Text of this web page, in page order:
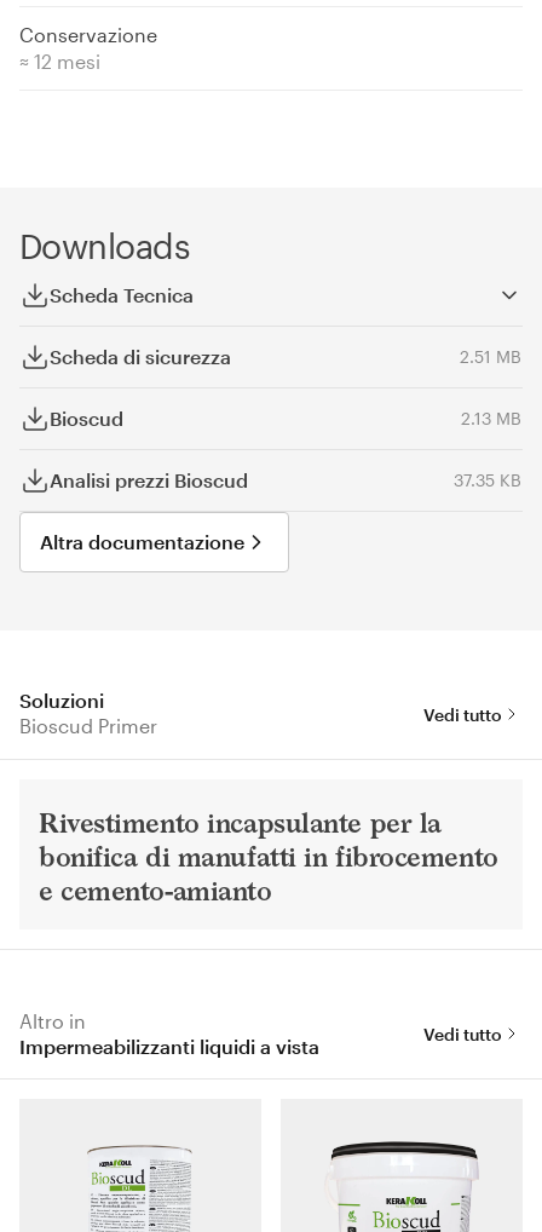
Conservazione
≈ 12 mesi
Downloads
Scheda Tecnica
Scheda di sicurezza 2.51 MB
Bioscud 2.13 MB
Analisi prezzi Bioscud 37.35 KB
Altra documentazione
Soluzioni
Bioscud Primer
Vedi tutto
Rivestimento incapsulante per la
bonifica di manufatti in fibrocemento
e cemento-amianto
Altro in
Impermeabilizzanti liquidi a vista
Vedi tutto